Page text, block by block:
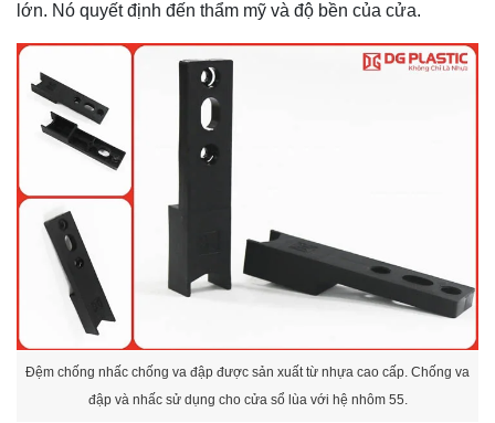
lớn. Nó quyết định đến thẩm mỹ và độ bền của cửa.
Đệm chống nhấc chống va đập được sản xuất từ nhựa cao cấp. Chống va
đập và nhấc sử dụng cho cửa sổ lùa với hệ nhôm 55.